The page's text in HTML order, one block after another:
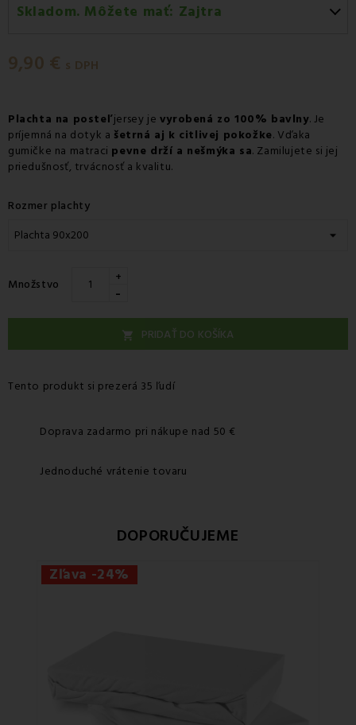
Skladom. Môžete mať: Zajtra
Zajtra -Vyzdvihnutie na predajni
Zajtra -Osobný odber v odbernom mieste GLS
Pondelok 10.08 -Packeta doručenie kuriérom na
adresu
9,90 € s DPH
Plachta na posteľjersey je vyrobená zo 100% bavlny. Je
príjemná na dotyk a šetrná aj k citlivej pokožke. Vďaka
gumičke na matraci pevne drží a nešmýka sa. Zamilujete si jej
priedušnosť, trvácnosť a kvalitu.
Rozmer plachty
Množstvo +
-
 PRIDAŤ DO KOŠÍKA
Tento produkt si prezerá 35 ľudí
Doprava zadarmo pri nákupe nad 50 €
Jednoduché vrátenie tovaru
DOPORUČUJEME
Zľava -24%